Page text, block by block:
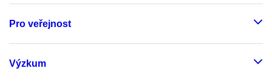
Pro veřejnost
Výzkum